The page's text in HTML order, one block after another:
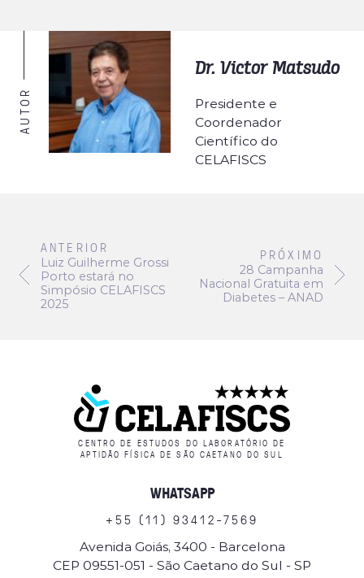
AUTOR
Dr. Victor Matsudo
Presidente e
Coordenador
Científico do
CELAFISCS
ANTERIOR
Luiz Guilherme Grossi
Porto estará no
Simpósio CELAFISCS
2025
PRÓXIMO
28 Campanha
Nacional Gratuita em
Diabetes – ANAD
CENTRO DE ESTUDOS DO LABORATÓRIO DE
APTIDÃO FÍSICA DE SÃO CAETANO DO SUL
WHATSAPP
+55 (11 ) 9341 2-7569
Avenida Goiás, 3400 - Barcelona
CEP 09551-051 - São Caetano do Sul - SP